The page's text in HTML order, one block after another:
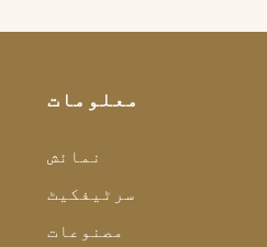
معلومات
نمائش
سرٹیفکیٹ
مصنوعات